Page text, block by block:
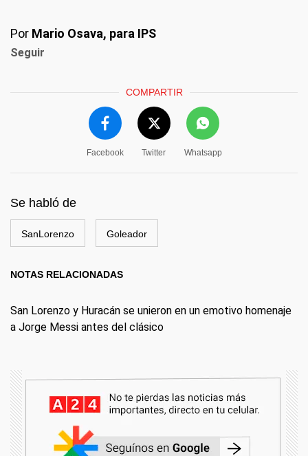
Por Mario Osava, para IPS
Seguir
COMPARTIR
Facebook Twitter Whatsapp
Se habló de
SanLorenzo Goleador
NOTAS RELACIONADAS
San Lorenzo y Huracán se unieron en un emotivo homenaje
a Jorge Messi antes del clásico